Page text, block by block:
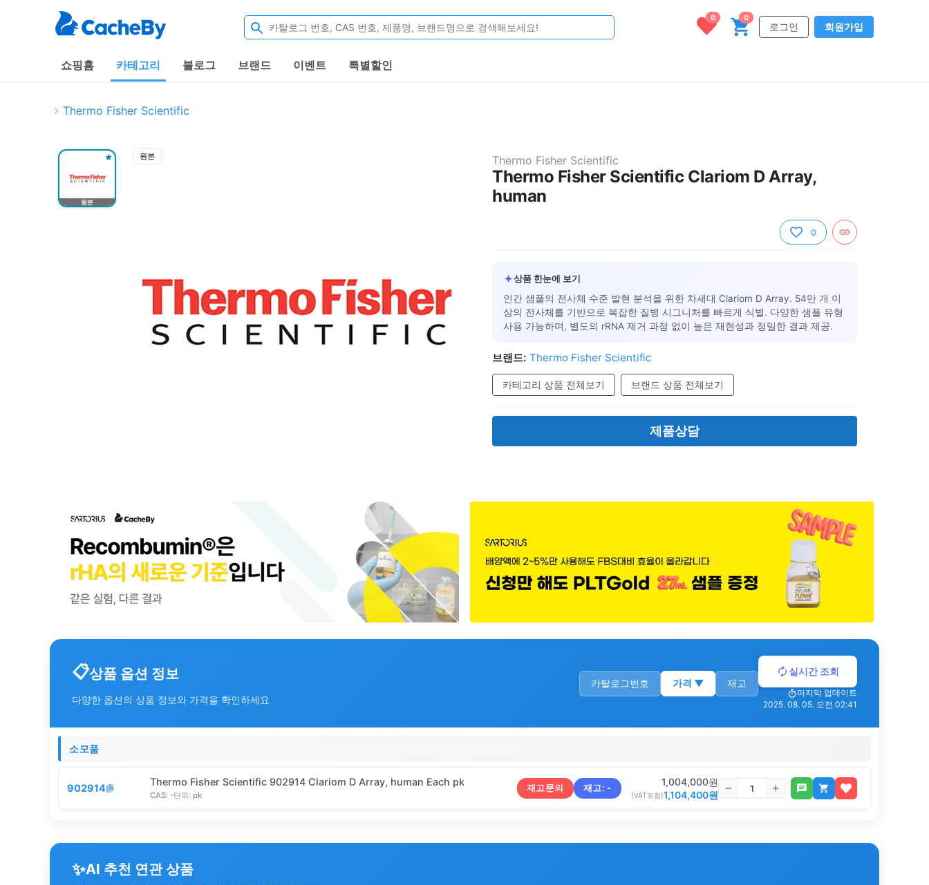
0 0
로그인 회원가입
쇼핑홈 카테고리 블로그 브랜드 이벤트 특별할인
Thermo Fisher Scientific
원본
원본 Thermo Fisher Scientific
Thermo Fisher Scientific Clariom D Array,
human
0
✦상품 한눈에 보기
인간 샘플의 전사체 수준 발현 분석을 위한 차세대 Clariom D Array. 54만 개 이
상의 전사체를 기반으로 복잡한 질병 시그니처를 빠르게 식별. 다양한 샘플 유형
사용 가능하며, 별도의 rRNA 제거 과정 없이 높은 재현성과 정밀한 결과 제공.
브랜드: Thermo Fisher Scientific
카테고리 상품 전체보기 브랜드 상품 전체보기
제품상담
상품 옵션 정보
다양한 옵션의 상품 정보와 가격을 확인하세요
카탈로그번호 가격 ▼ 재고
실시간 조회
마지막 업데이트
2025. 08. 05. 오전 02:41
소모품
902914
Thermo Fisher Scientific 902914 Clariom D Array, human Each pk
CAS: -단위: pk
재고문의 재고: - 1,004,000원
(VAT포함)1,104,400원
✨AI 추천 연관 상품